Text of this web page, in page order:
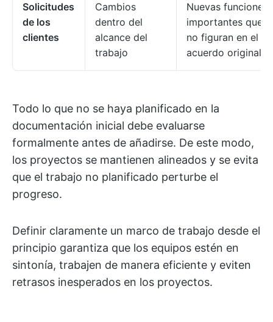
Solicitudes
de los
clientes
Cambios
dentro del
alcance del
trabajo
Nuevas funciones
importantes que
no figuran en el
acuerdo original
Todo lo que no se haya planificado en la
documentación inicial debe evaluarse
formalmente antes de añadirse. De este modo,
los proyectos se mantienen alineados y se evita
que el trabajo no planificado perturbe el
progreso.
Definir claramente un marco de trabajo desde el
principio garantiza que los equipos estén en
sintonía, trabajen de manera eficiente y eviten
retrasos inesperados en los proyectos.